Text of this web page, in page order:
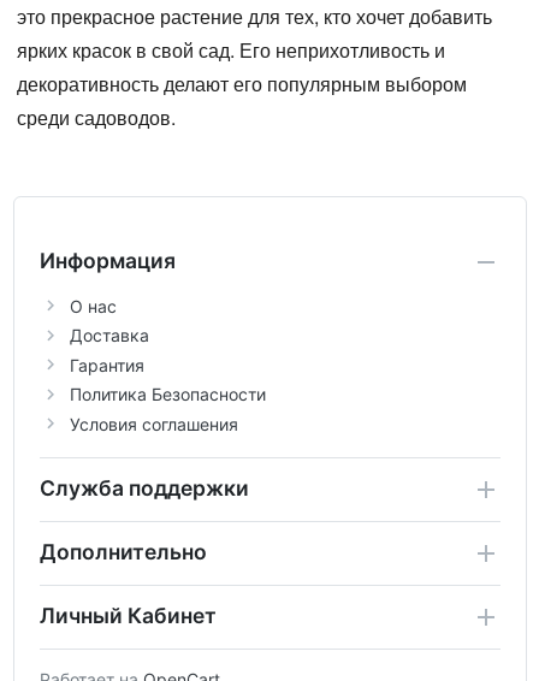
это прекрасное растение для тех, кто хочет добавить
ярких красок в свой сад. Его неприхотливость и
декоративность делают его популярным выбором
среди садоводов.
Информация
О нас
Доставка
Гарантия
Политика Безопасности
Условия соглашения
Служба поддержки
Дополнительно
Личный Кабинет